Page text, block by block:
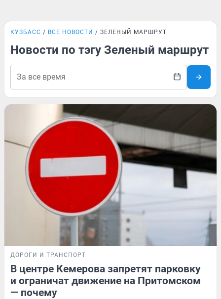
КУЗБАСС ВСЕ НОВОСТИ ЗЕЛЕНЫЙ МАРШРУТ
Новости по тэгу Зеленый маршрут
ДОРОГИ И ТРАНСПОРТ
В центре Кемерова запретят парковку
и ограничат движение на Притомском
— почему